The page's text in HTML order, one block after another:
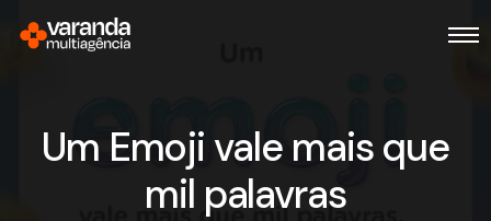
Um Emoji vale mais que
mil palavras